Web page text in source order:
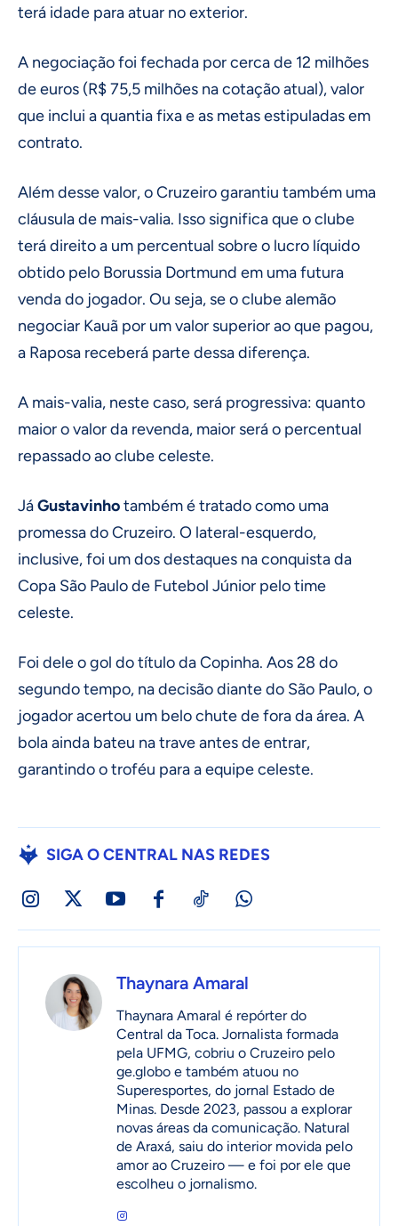
terá idade para atuar no exterior.
A negociação foi fechada por cerca de 12 milhões
de euros (R$ 75,5 milhões na cotação atual), valor
que inclui a quantia fixa e as metas estipuladas em
contrato.
Além desse valor, o Cruzeiro garantiu também uma
cláusula de mais-valia. Isso significa que o clube
terá direito a um percentual sobre o lucro líquido
obtido pelo Borussia Dortmund em uma futura
venda do jogador. Ou seja, se o clube alemão
negociar Kauã por um valor superior ao que pagou,
a Raposa receberá parte dessa diferença.
A mais-valia, neste caso, será progressiva: quanto
maior o valor da revenda, maior será o percentual
repassado ao clube celeste.
JáGustavinhotambém é tratado como uma
promessa do Cruzeiro. O lateral-esquerdo,
inclusive, foi um dos destaques na conquista da
Copa São Paulo de Futebol Júnior pelo time
celeste.
Foi dele o gol do título da Copinha. Aos 28 do
segundo tempo, na decisão diante do São Paulo, o
jogador acertou um belo chute de fora da área. A
bola ainda bateu na trave antes de entrar,
garantindo o troféu para a equipe celeste.
SIGA O CENTRAL NAS REDES
Thaynara Amaral
Thaynara Amaral é repórter do
Central da Toca. Jornalista formada
pela UFMG, cobriu o Cruzeiro pelo
ge.globo e também atuou no
Superesportes, do jornal Estado de
Minas. Desde 2023, passou a explorar
novas áreas da comunicação. Natural
de Araxá, saiu do interior movida pelo
amor ao Cruzeiro — e foi por ele que
escolheu o jornalismo.